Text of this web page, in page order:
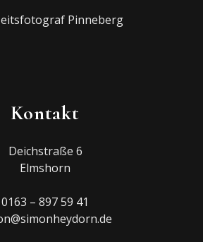
Pinneberg
Kontakt
Deichstraße 6
Elmshorn
0163 – 897 59 41